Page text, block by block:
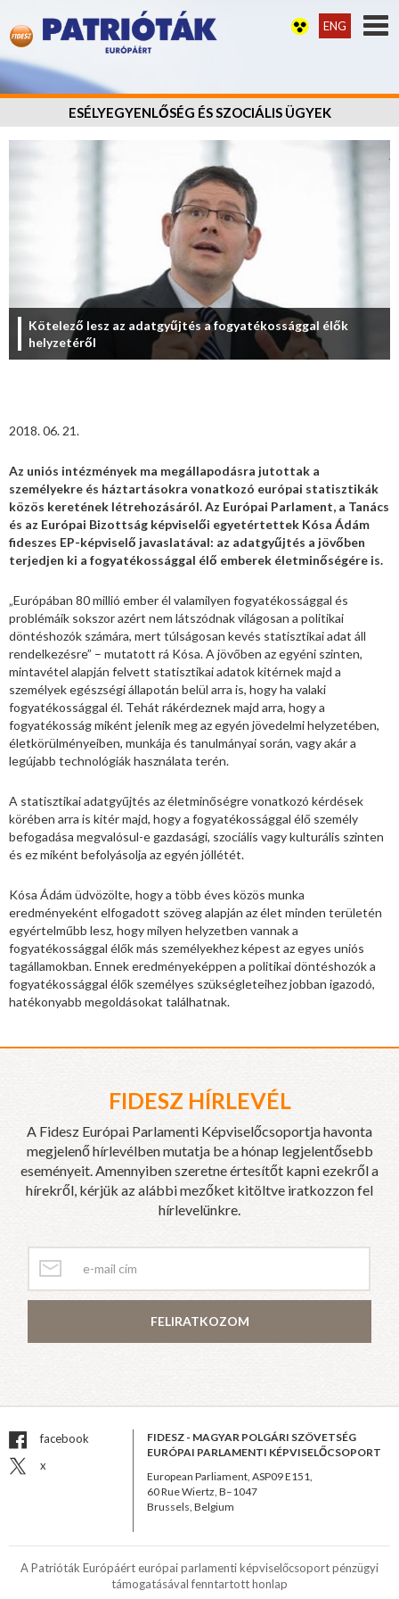
ENG
ESÉLYEGYENLŐSÉG ÉS SZOCIÁLIS ÜGYEK
Kötelező lesz az adatgyűjtés a fogyatékossággal élők
helyzetéről
2018. 06. 21.
Az uniós intézmények ma megállapodásra jutottak a
személyekre és háztartásokra vonatkozó európai statisztikák
közös keretének létrehozásáról. Az Európai Parlament, a Tanács
és az Európai Bizottság képviselői egyetértettek Kósa Ádám
fideszes EP-képviselő javaslatával: az adatgyűjtés a jövőben
terjedjen ki a fogyatékossággal élő emberek életminőségére is.
„Európában 80 millió ember él valamilyen fogyatékossággal és
problémáik sokszor azért nem látszódnak világosan a politikai
döntéshozók számára, mert túlságosan kevés statisztikai adat áll
rendelkezésre” – mutatott rá Kósa. A jövőben az egyéni szinten,
mintavétel alapján felvett statisztikai adatok kitérnek majd a
személyek egészségi állapotán belül arra is, hogy ha valaki
fogyatékossággal él. Tehát rákérdeznek majd arra, hogy a
fogyatékosság miként jelenik meg az egyén jövedelmi helyzetében,
életkörülményeiben, munkája és tanulmányai során, vagy akár a
legújabb technológiák használata terén.
A statisztikai adatgyűjtés az életminőségre vonatkozó kérdések
körében arra is kitér majd, hogy a fogyatékossággal élő személy
befogadása megvalósul-e gazdasági, szociális vagy kulturális szinten
és ez miként befolyásolja az egyén jóllétét.
Kósa Ádám üdvözölte, hogy a több éves közös munka
eredményeként elfogadott szöveg alapján az élet minden területén
egyértelműbb lesz, hogy milyen helyzetben vannak a
fogyatékossággal élők más személyekhez képest az egyes uniós
tagállamokban. Ennek eredményeképpen a politikai döntéshozók a
fogyatékossággal élők személyes szükségleteihez jobban igazodó,
hatékonyabb megoldásokat találhatnak.
FIDESZ HÍRLEVÉL
A Fidesz Európai Parlamenti Képviselőcsoportja havonta
megjelenő hírlevélben mutatja be a hónap legjelentősebb
eseményeit. Amennyiben szeretne értesítőt kapni ezekről a
hírekről, kérjük az alábbi mezőket kitöltve iratkozzon fel
hírlevelünkre.
FELIRATKOZOM
facebook
x
FIDESZ - MAGYAR POLGÁRI SZÖVETSÉG
EURÓPAI PARLAMENTI KÉPVISELŐCSOPORT
European Parliament, ASP09 E151,
60 Rue Wiertz, B–1047
Brussels, Belgium
A Patrióták Európáért európai parlamenti képviselőcsoport pénzügyi
támogatásával fenntartott honlap